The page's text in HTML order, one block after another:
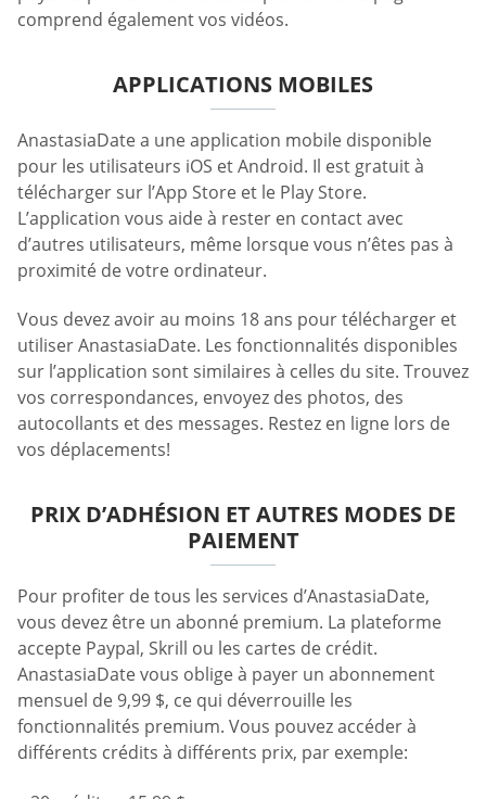
comprend également vos vidéos.
APPLICATIONS MOBILES
AnastasiaDate a une application mobile disponible
pour les utilisateurs iOS et Android. Il est gratuit à
télécharger sur l’App Store et le Play Store.
L’application vous aide à rester en contact avec
d’autres utilisateurs, même lorsque vous n’êtes pas à
proximité de votre ordinateur.
Vous devez avoir au moins 18 ans pour télécharger et
utiliser AnastasiaDate. Les fonctionnalités disponibles
sur l’application sont similaires à celles du site. Trouvez
vos correspondances, envoyez des photos, des
autocollants et des messages. Restez en ligne lors de
vos déplacements!
PRIX D’ADHÉSION ET AUTRES MODES DE
PAIEMENT
Pour profiter de tous les services d’AnastasiaDate,
vous devez être un abonné premium. La plateforme
accepte Paypal, Skrill ou les cartes de crédit.
AnastasiaDate vous oblige à payer un abonnement
mensuel de 9,99 $, ce qui déverrouille les
fonctionnalités premium. Vous pouvez accéder à
différents crédits à différents prix, par exemple: